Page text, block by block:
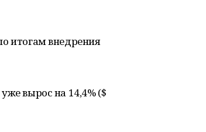
итогам внедрения
вырос на 14,4% ($